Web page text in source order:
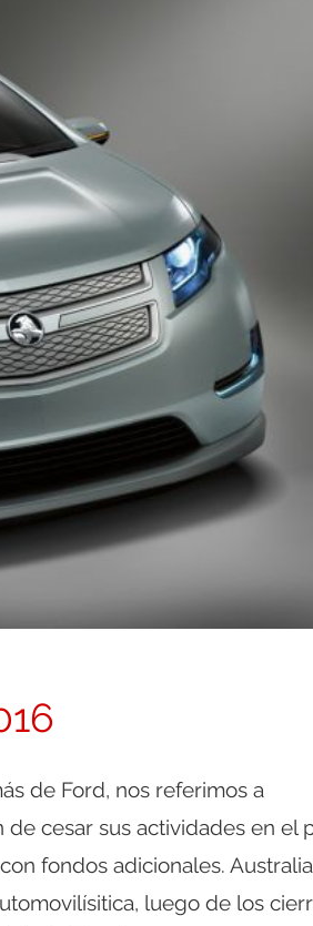
de Ford, nos referimos a
cesar sus actividades en el
fondos adicionales. Australia
luego de los